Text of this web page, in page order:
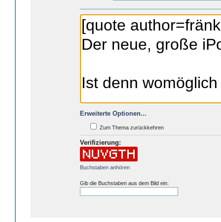
Erweiterte Optionen...
Zum Thema zurückkehren
Verifizierung:
Buchstaben anhören
Gib die Buchstaben aus dem Bild ein: